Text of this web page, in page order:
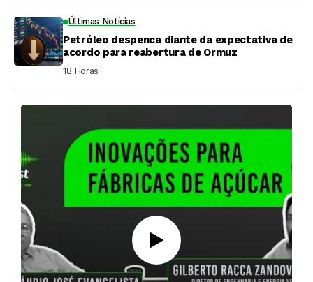
Últimas Notícias
Petróleo despenca diante da expectativa de
acordo para reabertura de Ormuz
18 Horas ⁮